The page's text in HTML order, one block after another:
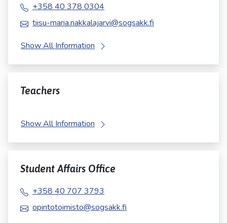
+358 40 378 0304
tiisu-maria.nakkalajarvi@sogsakk.fi
Show All Information
Teachers
Show All Information
Student Affairs Office
+358 40 707 3793
opintotoimisto@sogsakk.fi